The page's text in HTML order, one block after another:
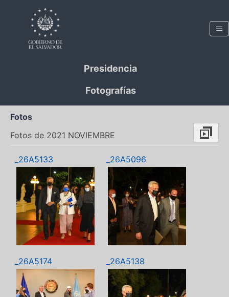
Presidencia
Fotografías
Fotos
Fotos de 2021 NOVIEMBRE
_26A5133 _26A5096
_26A5174 _26A5138